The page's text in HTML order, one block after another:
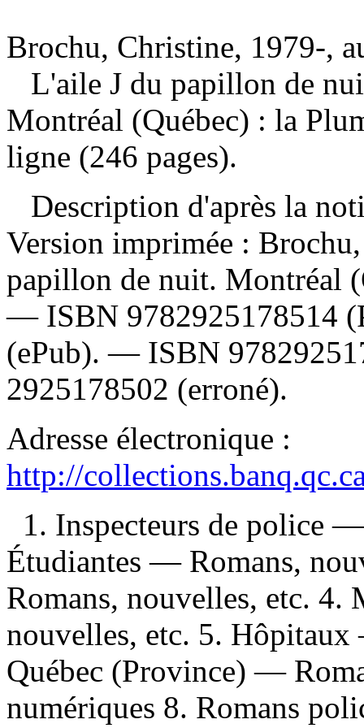
Brochu, Christine, 1979-,
L'aile J du papillon de
Montréal (Québec) : la
ligne (246 pages).
Description d'après la
Version imprimée :
papillon de nuit. Montréal
— ISBN 9782925178514
(ePub). — ISBN
2925178502 (erroné).
Adresse électronique :
http://
1. Inspecteurs de police
Étudiantes — Romans,
Romans, nouvelles, etc.
nouvelles, etc. 5.
Québec (Province) —
numériques 8. Romans